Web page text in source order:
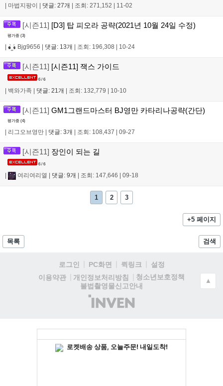
마법지팡이 댓글: 27개 조회: 271,152 11-02
[시즌11] [D3] 탑 피오라 공략(2021년 10월 24일 수정)
평가중 (3)
Bjg9656 댓글: 13개 조회: 196,308 10-24
[시즌11] [시즌11] 잭스 가이드
6 / 6
| 백와가족 | 댓글: 21개 | 조회: 132,779 | 10-10
[시즌11] GM1그랜드마스터 BJ영만 카타리나공략(간단)
평가중 (4)
리그오브영만 댓글: 3개 조회: 108,437 09-27
[시즌11] 장인이 되는 길
6 / 6
여리여리열 댓글: 9개 조회: 147,646 09-18
1 2 3
+5 페이지
목록 검색
로그인 PC화면 퀵링크
설정
이용약관
개인정보처리방침
청소년보호정책
불법촬영물신고안내
(주)
인
▲